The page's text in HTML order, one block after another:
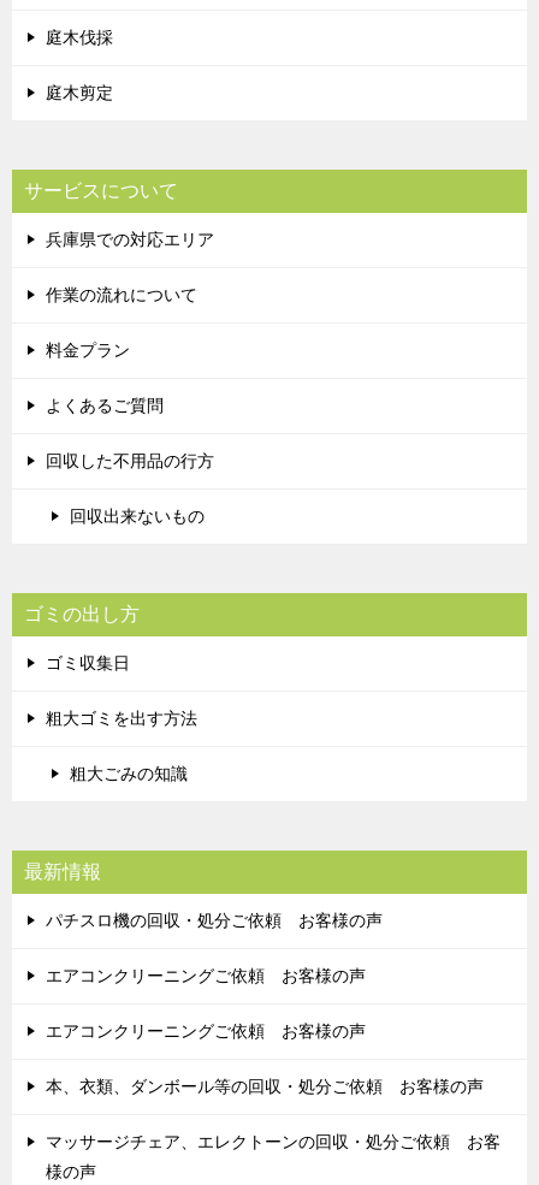
庭木伐採
庭木剪定
サービスについて
兵庫県での対応エリア
作業の流れについて
料金プラン
よくあるご質問
回収した不用品の行方
回収出来ないもの
ゴミの出し方
ゴミ収集日
粗大ゴミを出す方法
粗大ごみの知識
最新情報
パチスロ機の回収・処分ご依頼 お客様の声
エアコンクリーニングご依頼 お客様の声
エアコンクリーニングご依頼 お客様の声
本、衣類、ダンボール等の回収・処分ご依頼 お客様の声
マッサージチェア、エレクトーンの回収・処分ご依頼 お客
様の声